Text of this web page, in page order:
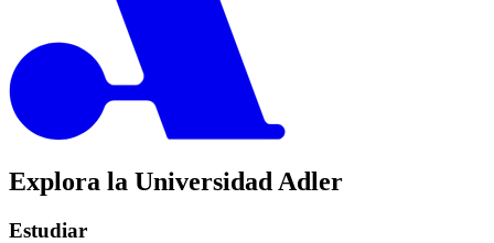
Explora la Universidad Adler
Estudiar